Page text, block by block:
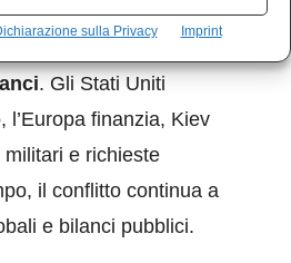
sulla Privacy Imprint
passo avanti verso un
. Gli Stati Uniti
l’Europa finanzia, Kiev
e richieste
il conflitto continua a
e bilanci pubblici.